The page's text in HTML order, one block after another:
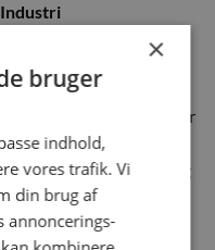
Industri
løsning til
Serie 30 (6B + 6R)
og 6 røde (R) tilslutninger
der kræves for at
med både præcision og
×
bruger
indhold,
vores trafik. Vi
din brug af
annoncerings-